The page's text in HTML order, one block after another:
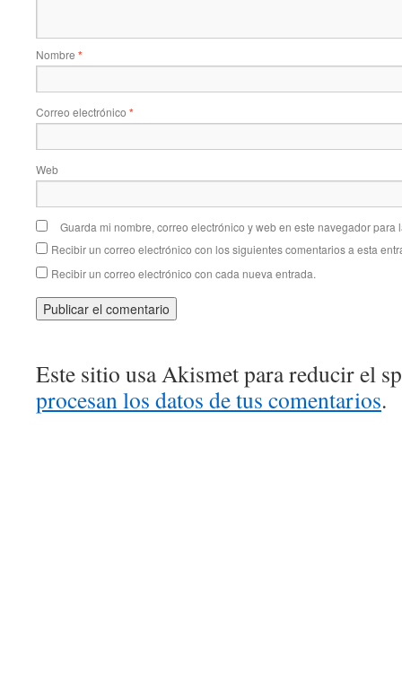
Nombre *
Correo electrónico *
Web
Guarda mi nombre, correo electrónico y web en este navegador para
Recibir un correo electrónico con los siguientes comentarios a esta
Recibir un correo electrónico con cada nueva entrada.
Este sitio usa Akismet para reducir el
procesan los datos de tus comentarios.